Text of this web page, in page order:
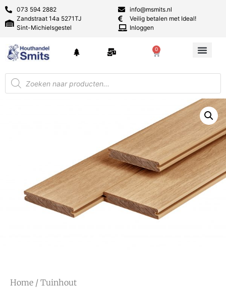
073 594 2882
Zandstraat 14a 5271TJ
Sint-Michielsgestel
info@msmits.nl
Veilig betalen met Ideal!
Inloggen
0
Home / Tuinhout